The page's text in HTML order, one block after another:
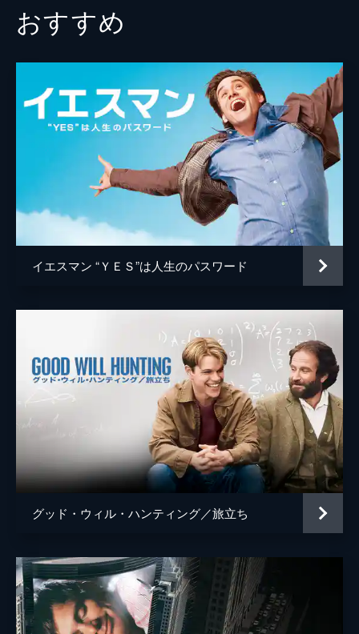
キャリー・ヘルナンデス
トム・エヴェレット・スコット
ミーガン・フェイ
デイモン・ガプトン
ジョシュ・ペンス
トレヴァー・リサウアー
脚本 デイミアン・チャゼル
ジャスティン・ハーウィッツ
製作 フレッド・バーガー
ジョーダン・ホロウィッツ
ゲイリー・ギルバート
マーク・プラット
おすすめ
イエスマン “ＹＥＳ”は人生のパスワード
グッド・ウィル・ハンティング／旅立ち